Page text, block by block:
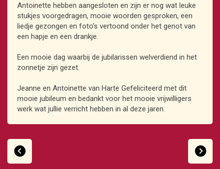
Antoinette hebben aangesloten en zijn er nog wat leuke
stukjes voorgedragen, mooie woorden gesproken, een
liedje gezongen en foto’s vertoond onder het genot van
een hapje en een drankje.
Een mooie dag waarbij de jubilarissen welverdiend in het
zonnetje zijn gezet.
Jeanne en Antoinette van Harte Gefeliciteerd met dit
mooie jubileum en bedankt voor het mooie vrijwilligers
werk wat jullie verricht hebben in al deze jaren.